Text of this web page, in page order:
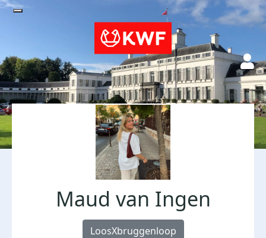
Maud van Ingen
LoosXbruggenloop